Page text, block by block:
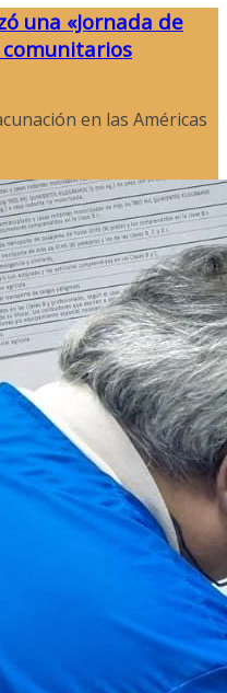
una «Jornada de
en las Américas